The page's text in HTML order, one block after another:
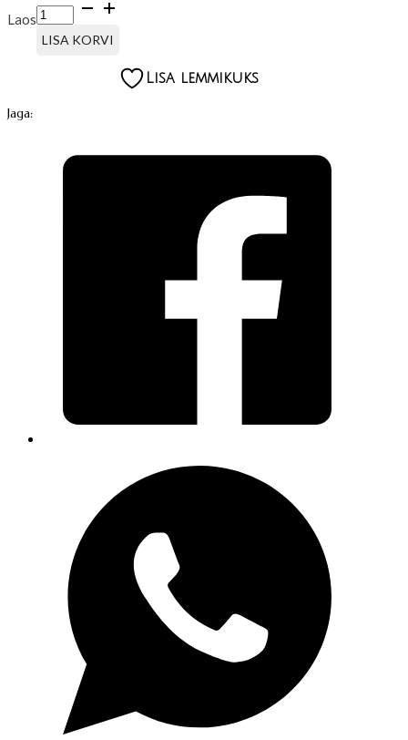
Laos
STEEL
240,
ROOSTEVABAST
LISA KORVI
Lisa lemmikuks
Jaga: